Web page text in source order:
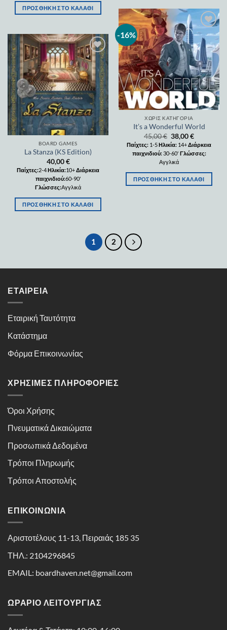
ΠΡΟΣΘΉΚΗ ΣΤΟ ΚΑΛΆΘΙ
-16%
Add to
wishlist
ΧΩΡΊΣ ΚΑΤΗΓΟΡΊΑ
It’s a Wonderful World
45,00€ 38,00€
Παίχτες: 1-5Ηλικία: 14+Διάρκεια
παιχνιδιού:30-60' Γλώσσες:
Αγγλικά
ΠΡΟΣΘΉΚΗ ΣΤΟ ΚΑΛΆΘΙ
Add to
wishlist
BOARD GAMES
La Stanza (KS Edition)
40,00€
Παίχτες:2-4Ηλικία:10+Διάρκεια
παιχνιδιού:60-90'
Γλώσσες:Αγγλικά
ΠΡΟΣΘΉΚΗ ΣΤΟ ΚΑΛΆΘΙ
1 2
ΕΤΑΙΡΕΊΑ
Εταιρική Ταυτότητα
Κατάστημα
Φόρμα Επικοινωνίας
ΧΡΉΣΙΜΕΣ ΠΛΗΡΟΦΟΡΊΕΣ
Όροι Χρήσης
Πνευματικά Δικαιώματα
Προσωπικά Δεδομένα
Τρόποι Πληρωμής
Τρόποι Αποστολής
ΕΠΙΚΟΙΝΩΝΊΑ
Αριστοτέλους 11-13, Πειραιάς 185 35
ΤΗΛ.: 2104296845
EMAIL: boardhaven.net@gmail.com
ΩΡΑΡΙΟ ΛΕΙΤΟΥΡΓΙΑΣ